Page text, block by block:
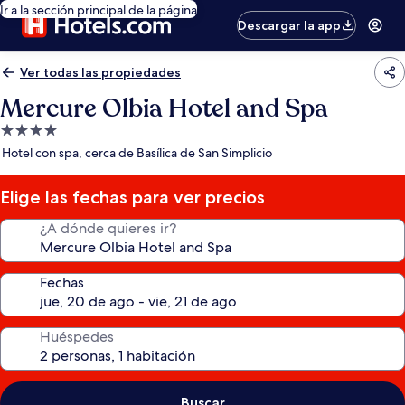
Ir a la sección principal de la página
Descargar la app
Ver todas las propiedades
Mercure Olbia Hotel and Spa
Propiedad
de
estrellas
Hotel con spa, cerca de Basílica de San Simplicio
Elige las fechas para ver precios
¿A dónde quieres ir?
Fechas
Huéspedes